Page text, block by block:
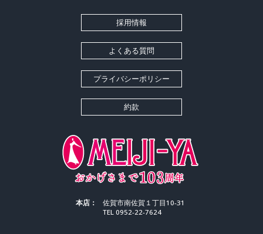
採用情報
よくある質問
プライバシーポリシー
約款
本店：
佐賀市南佐賀１丁目10-31
TEL 0952-22-7624